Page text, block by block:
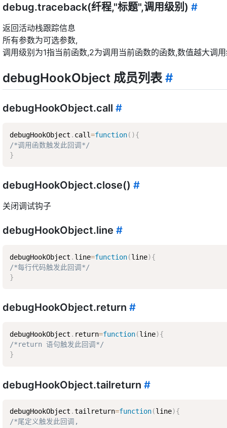
debug.traceback(纤程,"标题",调用级别) #
返回活动栈跟踪信息
所有参数为可选参数,
调用级别为1指当前函数,2为调用当前函数的函数,数值越大调
debugHookObject 成员列表 #
debugHookObject.call #
debugHookObject . call=function( ){
/*调用函数触发此回调*/
}
debugHookObject.close() #
关闭调试钩子
debugHookObject.line #
debugHookObject . line=function(line){
/*每行代码触发此回调*/
}
debugHookObject.return #
debugHookObject . return=function(line){
/*return 语句触发此回调*/
}
debugHookObject.tailreturn #
debugHookObject .tailreturn=function(line){
/*尾定义触发此回调,